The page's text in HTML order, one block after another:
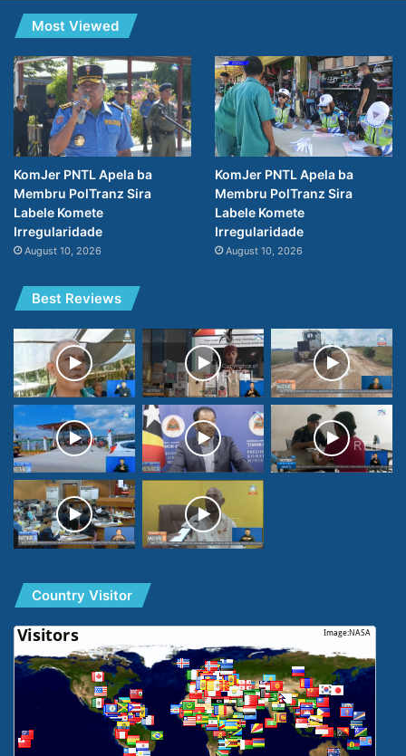
Most Viewed
KomJer PNTL Apela ba
Membru PolTranz Sira
Labele Komete
Irregularidade
August 10, 2026
KomJer PNTL Apela ba
Membru PolTranz Sira
Labele Komete
Irregularidade
August 10, 2026
Best Reviews
Country Visitor